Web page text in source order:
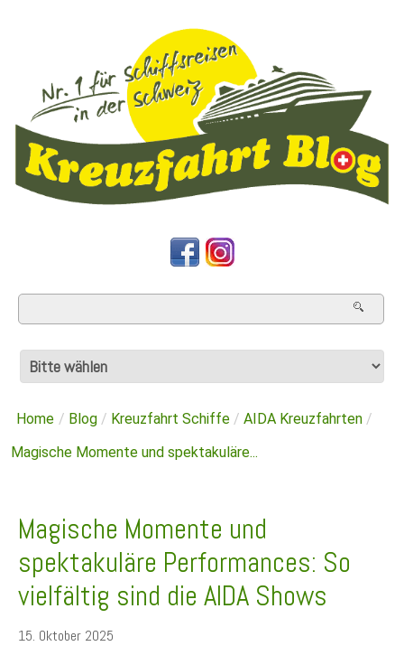
Home / Blog / Kreuzfahrt Schiffe / AIDA Kreuzfahrten /
Magische Momente und spektakuläre...
Magische Momente und
spektakuläre Performances: So
vielfältig sind die AIDA Shows
15. Oktober 2025